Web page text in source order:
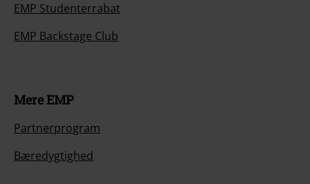
EMP Studenterrabat
EMP Backstage Club
Mere EMP
Partnerprogram
Bæredygtighed